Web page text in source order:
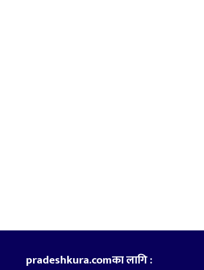
pradeshkura.comका लागि :